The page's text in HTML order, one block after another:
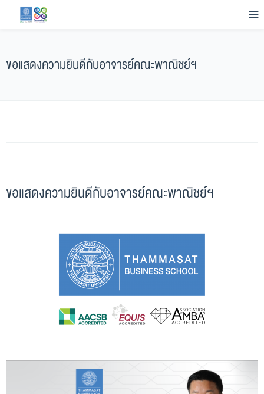
ขอแสดงความยินดีกับอาจารย์คณะพาณิชย์ฯ
ขอแสดงความยินดีกับอาจารย์คณะพาณิชย์ฯ